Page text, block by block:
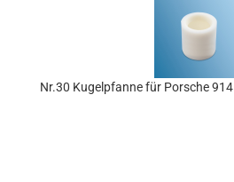
Nr.30 Kugelpfanne für Porsche 914